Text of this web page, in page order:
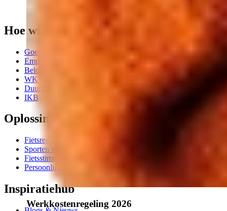
Werkkostenregeling 2026
Hoe wij helpen
Goed werkgeverschap
Employer branding
Belonen en waarderen
WKR & Fiscale ruimte
Duurzame mobiliteit
IKB
Oplossingen
Fietsregelingen
Sporten via de zaak
Fietsstimulering
Persoonlijke benefits
Inspiratiehub